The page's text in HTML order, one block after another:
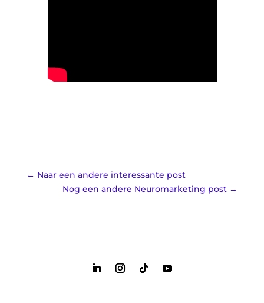
← Naar een andere interessante post
Nog een andere Neuromarketing post →